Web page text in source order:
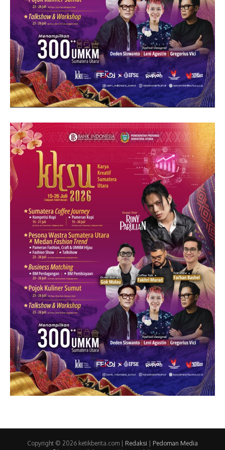
Copyright © 2026 ketikberita.com | Redaksi | Pedoman Media